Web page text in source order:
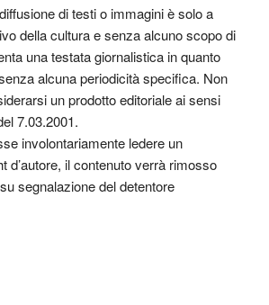
di testi o immagini è solo a
della cultura e senza alcuno scopo di
una testata giornalistica in quanto
alcuna periodicità specifica. Non
un prodotto editoriale ai sensi
7.03.2001.
involontariamente ledere un
d’autore, il contenuto verrà rimosso
segnalazione del detentore